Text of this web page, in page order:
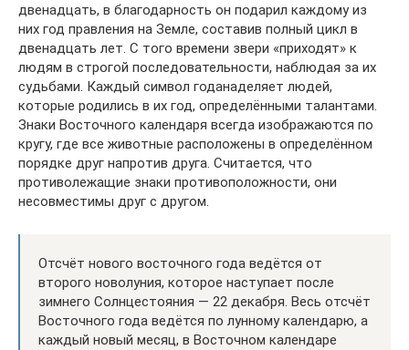
двенадцать, в благодарность он подарил каждому из
них год правления на Земле, составив полный цикл в
двенадцать лет. С того времени звери «приходят» к
людям в строгой последовательности, наблюдая за их
судьбами. Каждый символ годанаделяет людей,
которые родились в их год, определёнными талантами.
Знаки Восточного календаря всегда изображаются по
кругу, где все животные расположены в определённом
порядке друг напротив друга. Считается, что
противолежащие знаки противоположности, они
несовместимы друг с другом.
Отсчёт нового восточного года ведётся от
второго новолуния, которое наступает после
зимнего Солнцестояния — 22 декабря. Весь отсчёт
Восточного года ведётся по лунному календарю, а
каждый новый месяц, в Восточном календаре